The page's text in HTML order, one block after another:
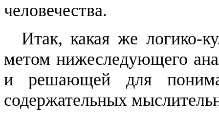
человечества.
Итак, какая же логико-
метом нижеследующего
и решающей для
содержательных